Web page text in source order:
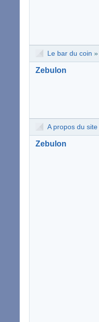
Le bar du coin »
Zebulon
A propos du site
Zebulon